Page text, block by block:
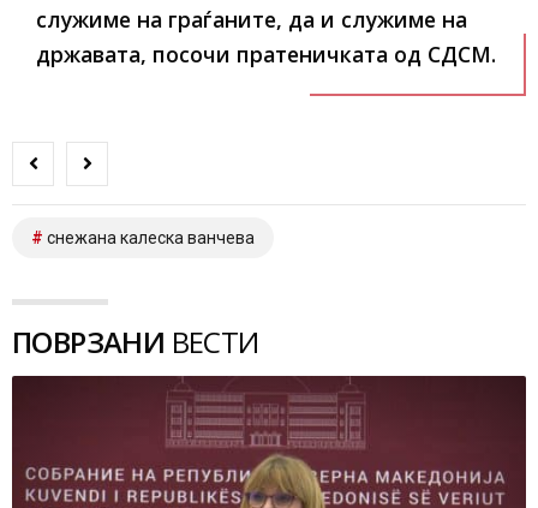
служиме на граѓаните, да и служиме на
државата, посочи пратеничката од СДСМ.
снежана калеска ванчева
ПОВРЗАНИ ВЕСТИ